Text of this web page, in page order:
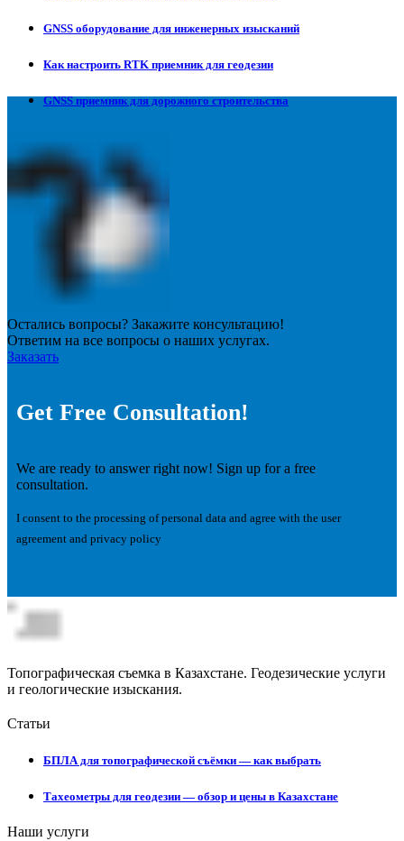
GNSS оборудование для инженерных изысканий
Как настроить RTK приемник для геодезии
GNSS приемник для дорожного строительства
Остались вопросы? Закажите консультацию!
Ответим на все вопросы о наших услугах.
Заказать
Get Free Consultation!
We are ready to answer right now! Sign up for a free
consultation.
I consent to the processing of personal data and agree with the user
agreement and privacy policy
Топографическая съемка в Казахстане. Геодезические услуги
и геологические изыскания.
Статьи
БПЛА для топографической съёмки — как выбрать
Тахеометры для геодезии — обзор и цены в Казахстане
Наши услуги